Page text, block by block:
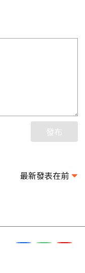
發布
最新發表在前